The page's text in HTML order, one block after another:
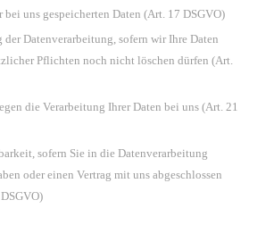
bei uns gespeicherten Daten (Art. 17 DSGVO)
der Datenverarbeitung, sofern wir Ihre Daten
Pflichten noch nicht löschen dürfen (Art.
die Verarbeitung Ihrer Daten bei uns (Art. 21
sofern Sie in die Datenverarbeitung
oder einen Vertrag mit uns abgeschlossen